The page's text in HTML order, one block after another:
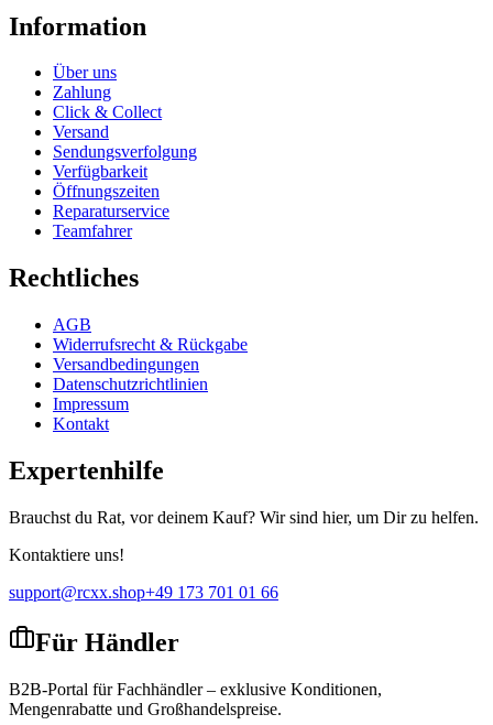
Information
Über uns
Zahlung
Click & Collect
Versand
Sendungsverfolgung
Verfügbarkeit
Öffnungszeiten
Reparaturservice
Teamfahrer
Rechtliches
AGB
Widerrufsrecht & Rückgabe
Versandbedingungen
Datenschutzrichtlinien
Impressum
Kontakt
Expertenhilfe
Brauchst du Rat, vor deinem Kauf? Wir sind hier, um Dir zu helfen.
Kontaktiere uns!
support@rcxx.shop+49 173 701 01 66
Für Händler
B2B-Portal für Fachhändler – exklusive Konditionen,
Mengenrabatte und Großhandelspreise.